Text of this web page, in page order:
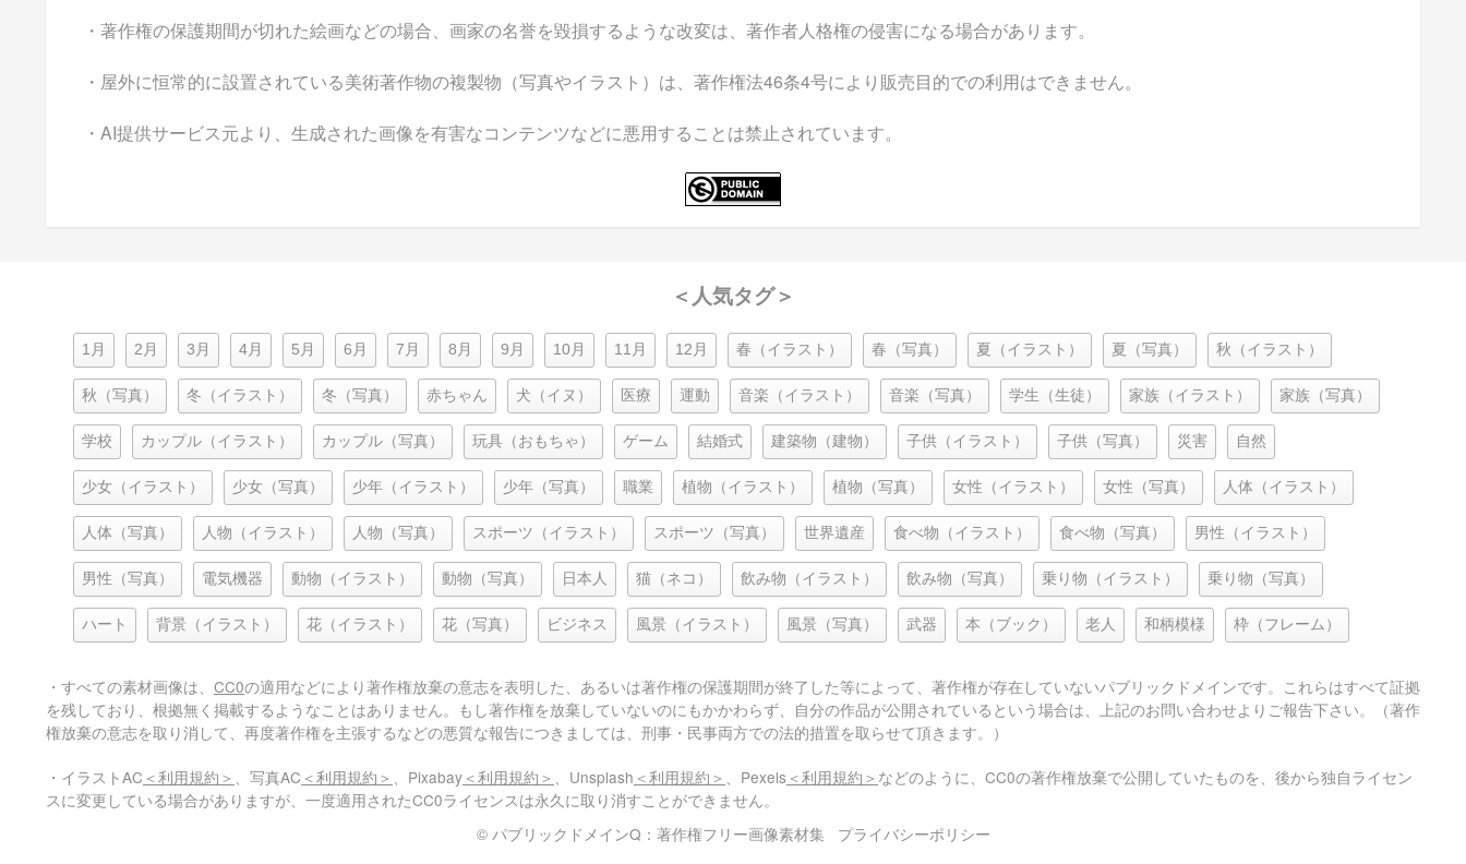
・著作権の保護期間が切れた絵画などの場合、画家の名誉を毀損するような改変は、著作者人格権の侵害になる場合があります。
・屋外に恒常的に設置されている美術著作物の複製物（写真やイラスト）は、著作権法46条4号により販売目的での利用はできません。
・AI提供サービス元より、生成された画像を有害なコンテンツなどに悪用することは禁止されています。
＜人気タグ＞
1月 2月 3月 4月 5月 6月 7月 8月 9月 10月 11月 12月 春（イラスト） 春（写真） 夏（イラスト） 夏（写真） 秋（イラスト）
秋（写真） 冬（イラスト） 冬（写真） 赤ちゃん 犬（イヌ） 医療 運動 音楽（イラスト） 音楽（写真） 学生（生徒） 家族（イラスト） 家族（写真）
学校 カップル（イラスト） カップル（写真） 玩具（おもちゃ） ゲーム 結婚式 建築物（建物） 子供（イラスト） 子供（写真） 災害 自然
少女（イラスト） 少女（写真） 少年（イラスト） 少年（写真） 職業 植物（イラスト） 植物（写真） 女性（イラスト） 女性（写真） 人体（イラスト）
人体（写真） 人物（イラスト） 人物（写真） スポーツ（イラスト） スポーツ（写真） 世界遺産 食べ物（イラスト） 食べ物（写真） 男性（イラスト）
男性（写真） 電気機器 動物（イラスト） 動物（写真） 日本人 猫（ネコ） 飲み物（イラスト） 飲み物（写真） 乗り物（イラスト） 乗り物（写真）
ハート 背景（イラスト） 花（イラスト） 花（写真） ビジネス 風景（イラスト） 風景（写真） 武器 本（ブック） 老人 和柄模様 枠（フレーム）
・すべての素材画像は、 CC0の適用などにより著作権放棄の意志を表明した、あるいは著作権の保護期間が終了した等によって、著作権が存在していないパブリックドメインです。これらはすべて証拠
を残しており、根拠無く掲載するようなことはありません。もし著作権を放棄していないのにもかかわらず、自分の作品が公開されているという場合は、上記のお問い合わせよりご報告下さい。（著作
権放棄の意志を取り消して、再度著作権を主張するなどの悪質な報告につきましては、刑事・民事両方での法的措置を取らせて頂きます。）
・イラストAC ＜利用規約＞ 、写真AC ＜利用規約＞ 、Pixabay ＜利用規約＞ 、Unsplash ＜利用規約＞ 、Pexels ＜利用規約＞ などのように、CC0の著作権放棄で公開していたものを、後から独自ライセン
スに変更している場合がありますが、一度適用されたCC0ライセンスは永久に取り消すことができません。
© パブリックドメインQ：著作権フリー画像素材集
プライバシーポリシー